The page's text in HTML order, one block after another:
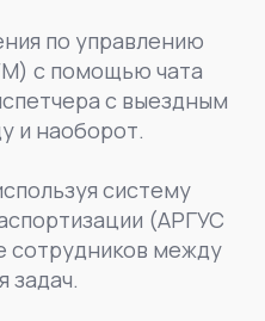
по управлению
с помощью чата
с выездным
и наоборот.
систему
(АРГУС
сотрудников между
задач.